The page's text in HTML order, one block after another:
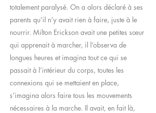
totalement paralysé. On a alors déclaré à ses
parents qu’il n’y avait rien à faire, juste à le
nourrir. Milton Erickson avait une petites sœur
qui apprenait à marcher, il l’observa de
longues heures et imagina tout ce qui se
passait à l’intérieur du corps, toutes les
connexions qui se mettaient en place,
s’imagina alors faire tous les mouvements
nécessaires à la marche. Il avait, en fait là,